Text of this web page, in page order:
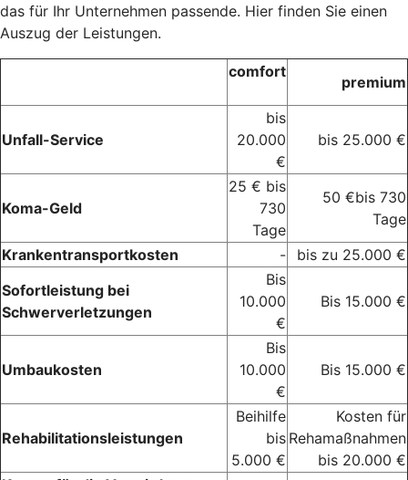
das für Ihr Unternehmen passende. Hier finden Sie einen
Auszug der Leistungen.
comfort
premium
Unfall-Service
bis
20.000
€
bis 25.000 €
Koma-Geld
25 € bis
730
Tage
50 €bis 730
Tage
Krankentransportkosten
-
bis zu 25.000 €
Sofortleistung bei
Schwerverletzungen
Bis
10.000
€
Bis 15.000 €
Umbaukosten
Bis
10.000
€
Bis 15.000 €
Rehabilitationsleistungen
Beihilfe
bis
5.000 €
Kosten für
Rehamaßnahmen
bis 20.000 €